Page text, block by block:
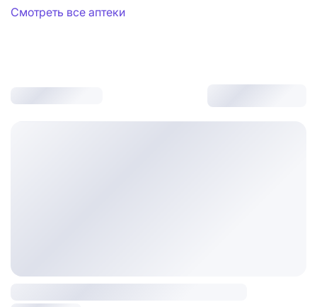
Смотреть все аптеки